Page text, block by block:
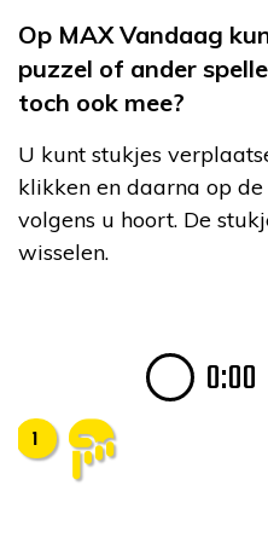
Op MAX Vandaag
puzzel of ander
toch ook mee?
U kunt stukjes
klikken en daarna op
volgens u hoort. De
wisselen.